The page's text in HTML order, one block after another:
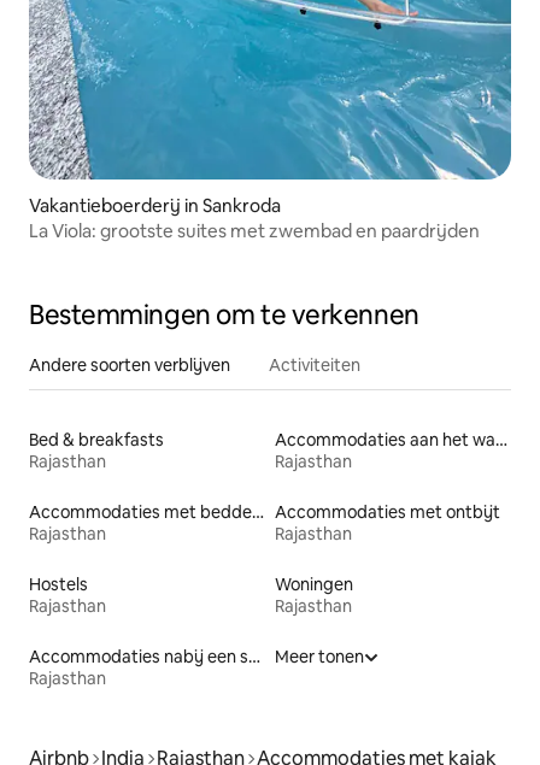
Vakantieboerderij in Sankroda
La Viola: grootste suites met zwembad en paardrijden
Bestemmingen om te verkennen
Andere soorten verblijven Activiteiten
Bed & breakfasts
Rajasthan
Accommodaties aan het water
Rajasthan
Accommodaties met bedden op toegankelijke hoogte
Rajasthan
Accommodaties met ontbijt
Rajasthan
Hostels
Rajasthan
Woningen
Rajasthan
Accommodaties nabij een strand
Rajasthan
Meer tonen
Airbnb India Rajasthan Accommodaties met kajak